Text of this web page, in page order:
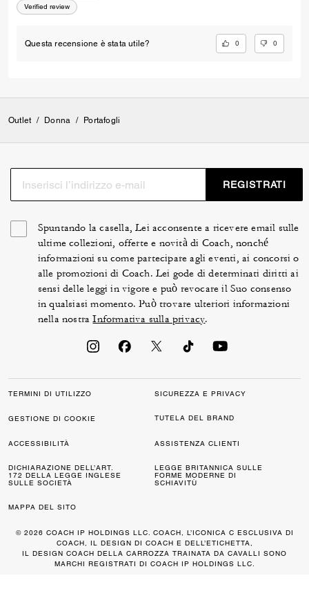
Verified review
Questa recensione è stata utile? 0 0
Outlet / Donna / Portafogli
REGISTRATI
Spuntando la casella, Lei acconsente a ricevere email sulle
ultime collezioni, offerte e novità di Coach, nonché
informazioni su come partecipare agli eventi, ai concorsi o
alle promozioni di Coach. Lei gode di determinati diritti ai
sensi delle leggi in vigore e può revocare il Suo consenso
in qualsiasi momento. Può trovare ulteriori informazioni
nella nostraInformativa sulla privacy.
TERMINI DI UTILIZZO SICUREZZA E PRIVACY
GESTIONE DI COOKIE TUTELA DEL BRAND
ACCESSIBILITÀ ASSISTENZA CLIENTI
DICHIARAZIONE DELL’ART.
172 DELLA LEGGE INGLESE
SULLE SOCIETÀ
LEGGE BRITANNICA SULLE
FORME MODERNE DI
SCHIAVITÙ
MAPPA DEL SITO
© 2026 COACH IP HOLDINGS LLC. COACH, L’ICONICA C ESCLUSIVA DI
COACH, IL DESIGN DI COACH E DELL’ETICHETTA,
IL DESIGN COACH DELLA CARROZZA TRAINATA DA CAVALLI SONO
MARCHI REGISTRATI DI COACH IP HOLDINGS LLC.